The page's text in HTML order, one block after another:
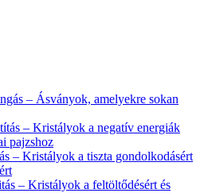
– Ásványok, amelyekre sokan
– Kristályok a negatív energiák
pajzshoz
– Kristályok a tiszta gondolkodásért
– Kristályok a feltöltődésért és